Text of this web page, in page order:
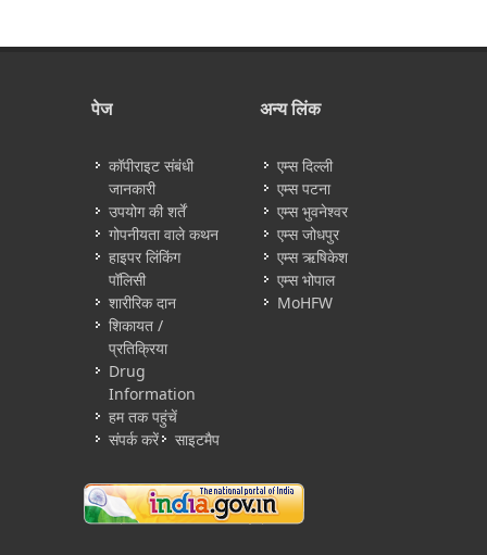
पेज
कॉपीराइट संबंधी
जानकारी
उपयोग की शर्तें
गोपनीयता वाले कथन
हाइपर लिंकिंग
पॉलिसी
शारीरिक दान
शिकायत /
प्रतिक्रिया
Drug
Information
हम तक पहुंचें
संपर्क करें
साइटमैप
अन्य लिंक
एम्स दिल्ली
एम्स पटना
एम्स भुवनेश्वर
एम्स जोधपुर
एम्स ऋषिकेश
एम्स भोपाल
MoHFW